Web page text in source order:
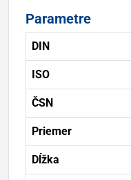
Parametre
DIN
ISO
ČSN
Priemer
Dĺžka